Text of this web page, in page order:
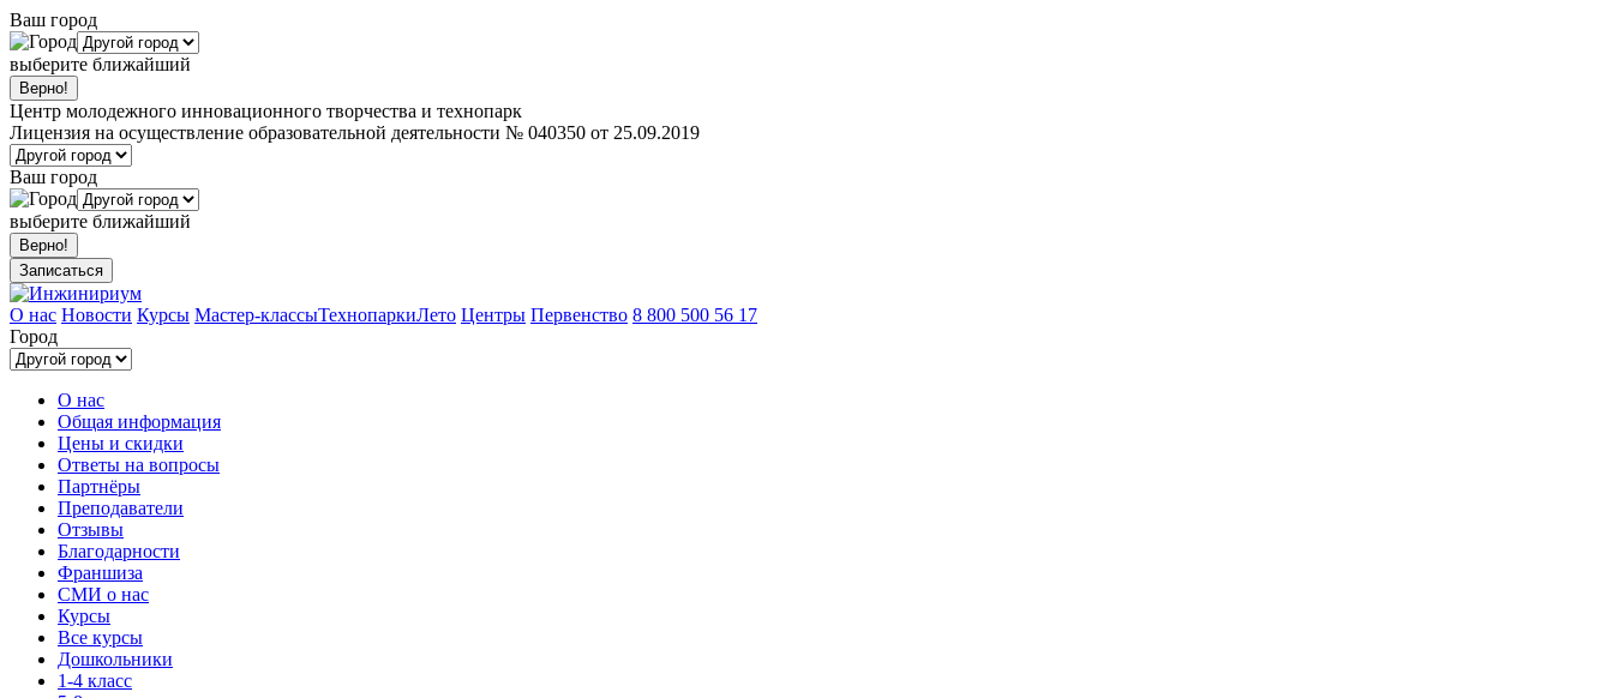
Ваш город
выберите ближайший
Центр молодежного инновационного творчества и технопарк
Лицензия на осуществление образовательной деятельности № 040350 от 25.09.2019
Ваш город
выберите ближайший
Записаться
О нас Новости Курсы Мастер-классыТехнопаркиЛето Центры Первенство 8 800 500 56 17
Город
О нас
Общая информация
Цены и скидки
Ответы на вопросы
Партнёры
Преподаватели
Отзывы
Благодарности
Франшиза
СМИ о нас
Курсы
Все курсы
Дошкольники
1-4 класс